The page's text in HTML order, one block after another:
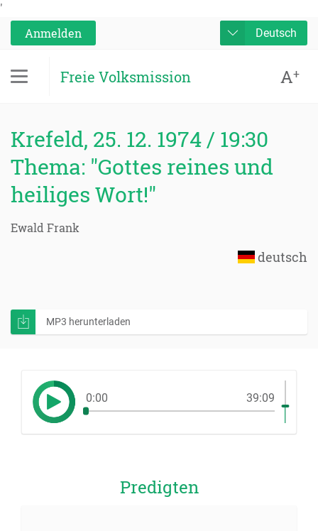
'
Anmelden
Deutsch
Freie Volksmission A+
Krefeld, 25. 12. 1974 / 19:30
Thema: "Gottes reines und
heiliges Wort!"
Ewald Frank
deutsch
MP3 herunterladen
0:00 39:09
Predigten